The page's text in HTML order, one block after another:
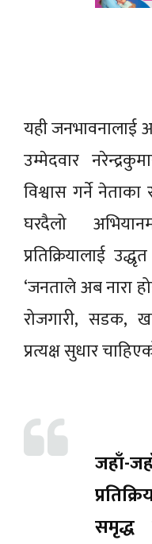
यही जनभावनालाई
उम्मेदवार
विश्वास गर्ने
घरदैलो
प्रतिक्रियालाई
‘जनताले अब नारा
रोजगारी, सडक,
प्रत्यक्ष सुधार
जहाँ-
समृद्ध